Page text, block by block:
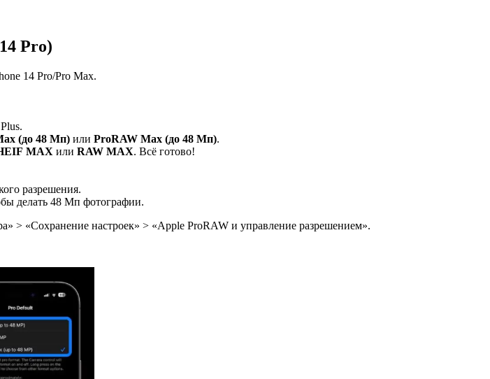
Pro)
14 Pro/Pro Max.
(до 48 Мп) или ProRAW Max (до 48 Мп).
MAX или RAW MAX. Всё готово!
разрешения.
делать 48 Мп фотографии.
> «Сохранение настроек» > «Apple ProRAW и управление разрешением».